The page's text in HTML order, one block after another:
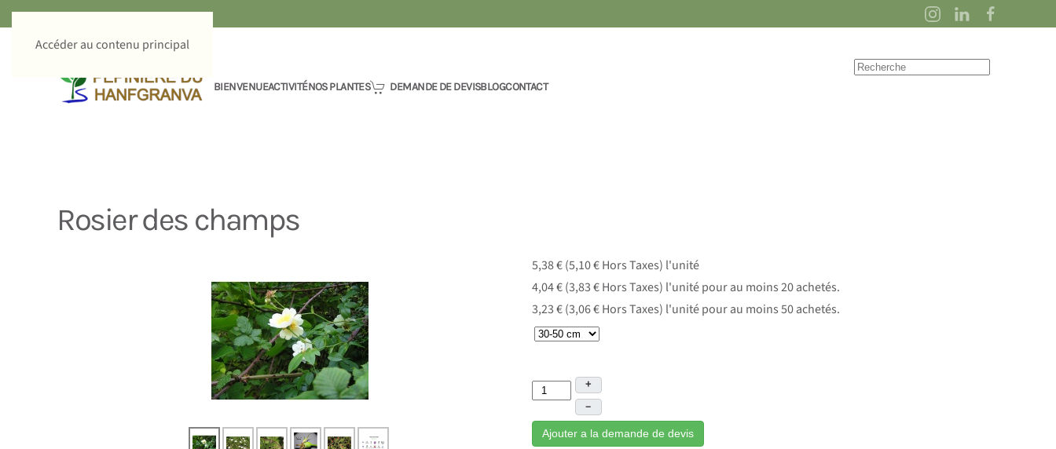
Accéder au contenu principal
BIENVENUEACTIVITÉNOS PLANTES DEMANDE DE DEVISBLOGCONTACT
Rosier des champs
5,38 € (5,10 € Hors Taxes) l'unité
4,04 € (3,83 € Hors Taxes) l'unité pour au moins 20 achetés.
3,23 € (3,06 € Hors Taxes) l'unité pour au moins 50 achetés.
+
–
Ajouter a la demande de devis